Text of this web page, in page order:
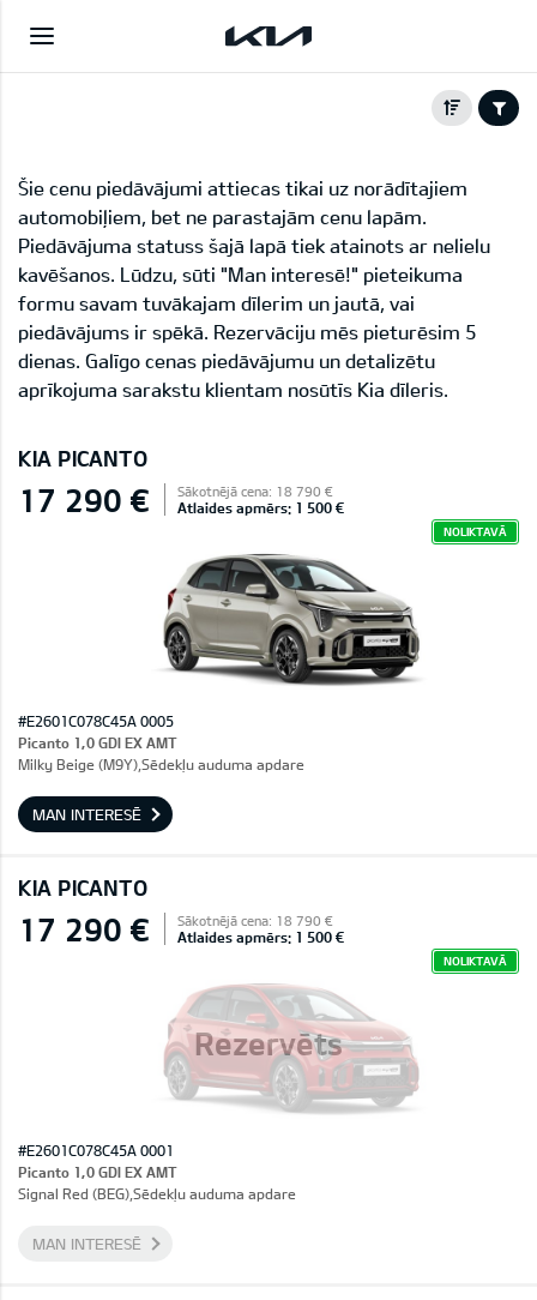
Šie cenu piedāvājumi attiecas tikai uz norādītajiem
automobiļiem, bet ne parastajām cenu lapām.
Piedāvājuma statuss šajā lapā tiek atainots ar nelielu
kavēšanos. Lūdzu, sūti "Man interesē!" pieteikuma
formu savam tuvākajam dīlerim un jautā, vai
piedāvājums ir spēkā. Rezervāciju mēs pieturēsim 5
dienas. Galīgo cenas piedāvājumu un detalizētu
aprīkojuma sarakstu klientam nosūtīs Kia dīleris.
KIA PICANTO
17 290 € Sākotnējā cena: 18 790 €
Atlaides apmērs: 1 500 €
NOLIKTAVĀ
#E2601C078C45A 0005
Picanto 1,0 GDI EX AMT
Milky Beige (M9Y),Sēdekļu auduma apdare
MAN INTERESĒ
KIA PICANTO
Rezervēts
17 290 € Sākotnējā cena: 18 790 €
Atlaides apmērs: 1 500 €
NOLIKTAVĀ
#E2601C078C45A 0001
Picanto 1,0 GDI EX AMT
Signal Red (BEG),Sēdekļu auduma apdare
MAN INTERESĒ